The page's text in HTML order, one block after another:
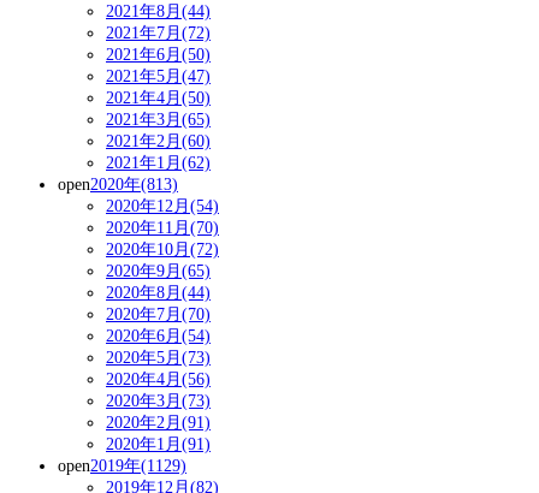
2021年8月(44)
2021年7月(72)
2021年6月(50)
2021年5月(47)
2021年4月(50)
2021年3月(65)
2021年2月(60)
2021年1月(62)
open2020年(813)
2020年12月(54)
2020年11月(70)
2020年10月(72)
2020年9月(65)
2020年8月(44)
2020年7月(70)
2020年6月(54)
2020年5月(73)
2020年4月(56)
2020年3月(73)
2020年2月(91)
2020年1月(91)
open2019年(1129)
2019年12月(82)